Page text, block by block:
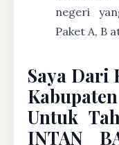
negeri
Paket A, B
Saya Dari
Untuk
INTAN